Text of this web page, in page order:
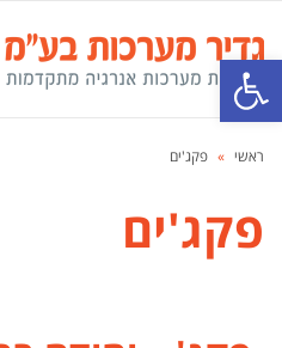
פתח סרגל נגישות
ראשי » פקג'ים
פקג'ים